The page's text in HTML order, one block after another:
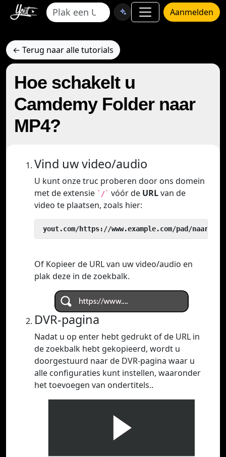
Aanmelden
← Terug naar alle tutorials
Hoe schakelt u
Camdemy Folder naar
MP4?
Vind uw video/audio
U kunt onze truc proberen door ons domein
met de extensie `/` vóór de URLvan de
video te plaatsen, zoals hier:
yout.com/https://www.example.com/pad/naar/
Of Kopieer de URL van uw video/audio en
plak deze in de zoekbalk.
DVR-pagina
Nadat u op enter hebt gedrukt of de URL in
de zoekbalk hebt gekopieerd, wordt u
doorgestuurd naar de DVR-pagina waar u
alle configuraties kunt instellen, waaronder
het toevoegen van ondertitels..